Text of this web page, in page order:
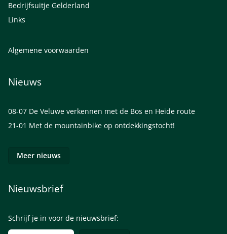
Bedrijfsuitje Gelderland
Links
Algemene voorwaarden
Nieuws
08-07 De Veluwe verkennen met de Bos en Heide route
21-01 Met de mountainbike op ontdekkingstocht!
Meer nieuws
Nieuwsbrief
Schrijf je in voor de nieuwsbrief: